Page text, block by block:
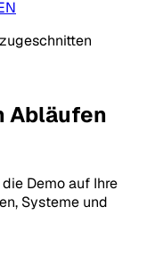
Abläufen
Demo auf Ihre
Systeme und